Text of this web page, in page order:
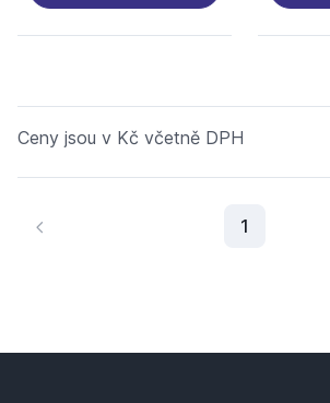
Ceny jsou v Kč včetně DPH
1